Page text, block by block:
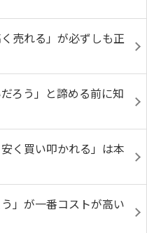
売れる」が必ずしも正
ろう」と諦める前に知
く買い叩かれる」は本
」が一番コストが高い